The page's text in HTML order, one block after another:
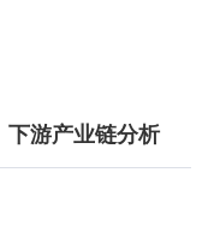
下游产业链分析